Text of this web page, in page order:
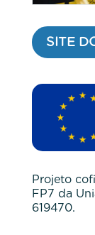
SITE
Projeto
FP7 da
619470.